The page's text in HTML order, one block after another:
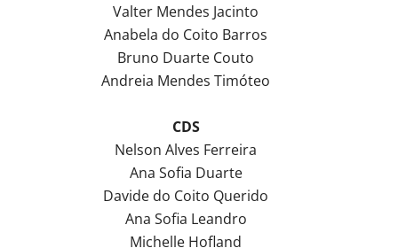
Valter Mendes Jacinto
Anabela do Coito Barros
Bruno Duarte Couto
Andreia Mendes Timóteo
CDS
Nelson Alves Ferreira
Ana Sofia Duarte
Davide do Coito Querido
Ana Sofia Leandro
Michelle Hofland